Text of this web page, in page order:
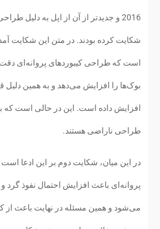
2016 و جدیدتر از آن از اپل به دلیل
شکایت کرده بودند. در متن این شکایت
است که طراحی کیبوردهای پروانه‌ای دقت
بوک‌ها را افزایش می‌دهد و به همین دلیل
افزایش داده است. این در حالی است که
طراحی ناراضی هستند.
در این میان، شکایت دوم بر این ادعا
پروانه‌ای باعث افزایش احتمال نفوذ گرد و
می‌شود و همین مسئله در نهایت باعث از